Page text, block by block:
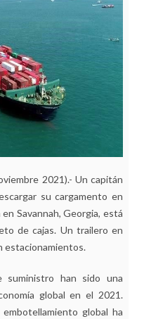
2021).- Un capitán
su cargamento en
Savannah, Georgia, está
de cajas. Un trailero en
estacionamientos.
suministro han sido una
global en el 2021.
global ha